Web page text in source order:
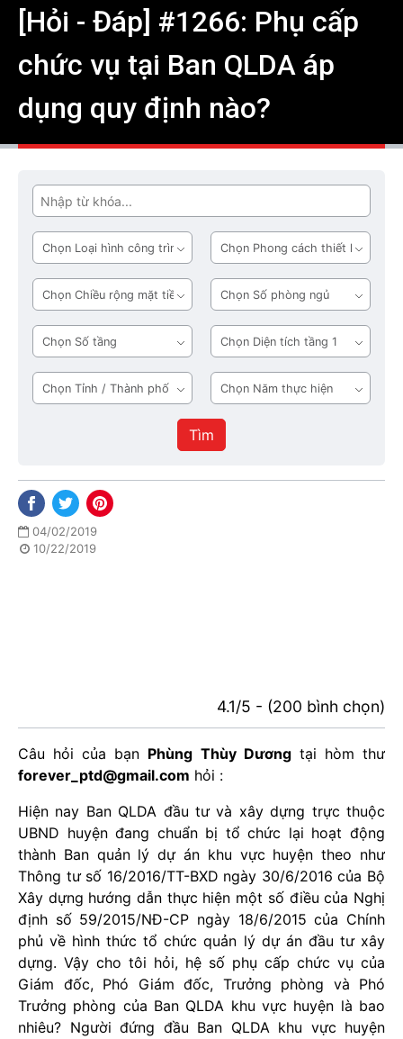
[Hỏi - Đáp] #1266: Phụ cấp
chức vụ tại Ban QLDA áp
dụng quy định nào?
Tìm
Loại
hình
công
trình
Phong
cách
thiết
kế
Chiều
rộng
mặt
tiền
Số
phòng
ngủ
Số
tầng
Diện
tích
tầng
1
Tỉnh
/
Năm
thực
hiện
Tìm
04/02/2019
10/22/2019
4.1/5 - (200 bình chọn)
Câu hỏi của bạn Phùng Thùy Dươngtại hòm thư
forever_ptd@gmail.com hỏi :
Hiện nay Ban QLDA đầu tư và xây dựng trực thuộc
UBND huyện đang chuẩn bị tổ chức lại hoạt động
thành Ban quản lý dự án khu vực huyện theo như
Thông tư số 16/2016/TT-BXD ngày 30/6/2016 của Bộ
Xây dựng hướng dẫn thực hiện một số điều của Nghị
định số 59/2015/NĐ-CP ngày 18/6/2015 của Chính
phủ về hình thức tổ chức quản lý dự án đầu tư xây
dựng. Vậy cho tôi hỏi, hệ số phụ cấp chức vụ của
Giám đốc, Phó Giám đốc, Trưởng phòng và Phó
Trưởng phòng của Ban QLDA khu vực huyện là bao
nhiêu? Người đứng đầu Ban QLDA khu vực huyện